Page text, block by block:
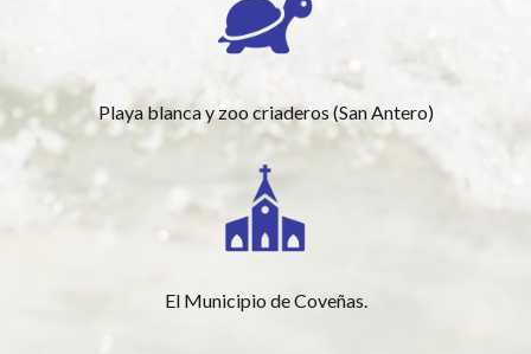
Playa blanca y zoo criaderos (San Antero)
El Municipio de Coveñas.